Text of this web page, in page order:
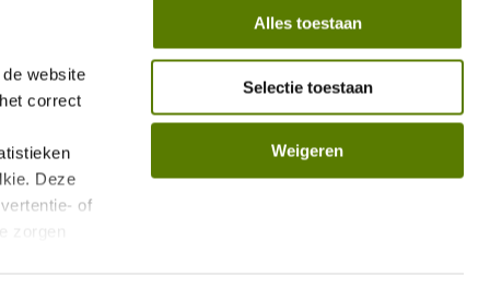
website
correct
Deze
of
zorgen
Alles toestaan
Selectie toestaan
Weigeren